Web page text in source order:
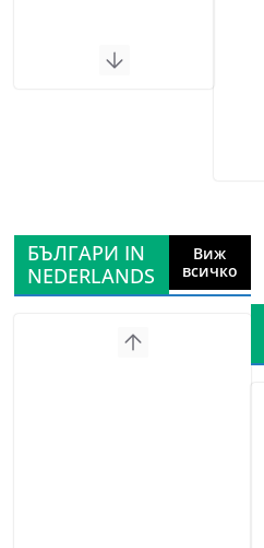
БЪЛГАРИ IN
NEDERLANDS
Виж
всичко